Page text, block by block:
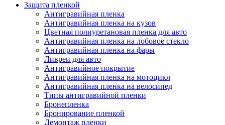
Защита пленкой
Антигравийная пленка
Антигравийная пленка на кузов
Цветная полиуретановая пленка для авто
Антигравийная пленка на лобовое стекло
Антигравийная пленка на фары
Ливреи для авто
Антигравийное покрытие
Антигравийная пленка на мотоцикл
Антигравийная пленка на велосипед
Типы антигравийной пленки
Бронепленка
Бронирование пленкой
Демонтаж пленки